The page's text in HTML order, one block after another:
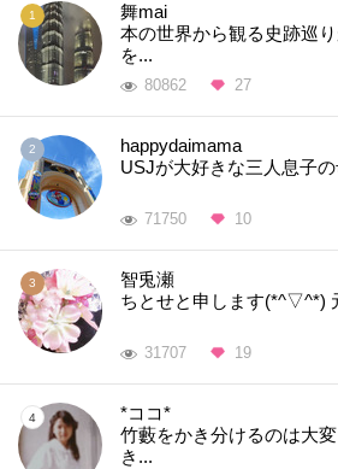
舞mai
本の世界から観る史跡巡
を...
80862 27
happydaimama
USJが大好きな三人息子
71750 10
智兎瀬
ちとせと申します(*^▽^*)
31707 19
*ココ*
竹藪をかき分けるのは大
き...